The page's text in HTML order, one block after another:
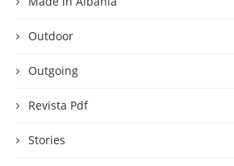
Outdoor
Outgoing
Revista Pdf
Stories